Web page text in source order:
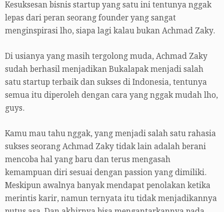
Kesuksesan bisnis startup yang satu ini tentunya nggak
lepas dari peran seorang founder yang sangat
menginspirasi lho, siapa lagi kalau bukan Achmad Zaky.
Di usianya yang masih tergolong muda, Achmad Zaky
sudah berhasil menjadikan Bukalapak menjadi salah
satu startup terbaik dan sukses di Indonesia, tentunya
semua itu diperoleh dengan cara yang nggak mudah lho,
guys.
Kamu mau tahu nggak, yang menjadi salah satu rahasia
sukses seorang Achmad Zaky tidak lain adalah berani
mencoba hal yang baru dan terus mengasah
kemampuan diri sesuai dengan passion yang dimiliki.
Meskipun awalnya banyak mendapat penolakan ketika
merintis karir, namun ternyata itu tidak menjadikannya